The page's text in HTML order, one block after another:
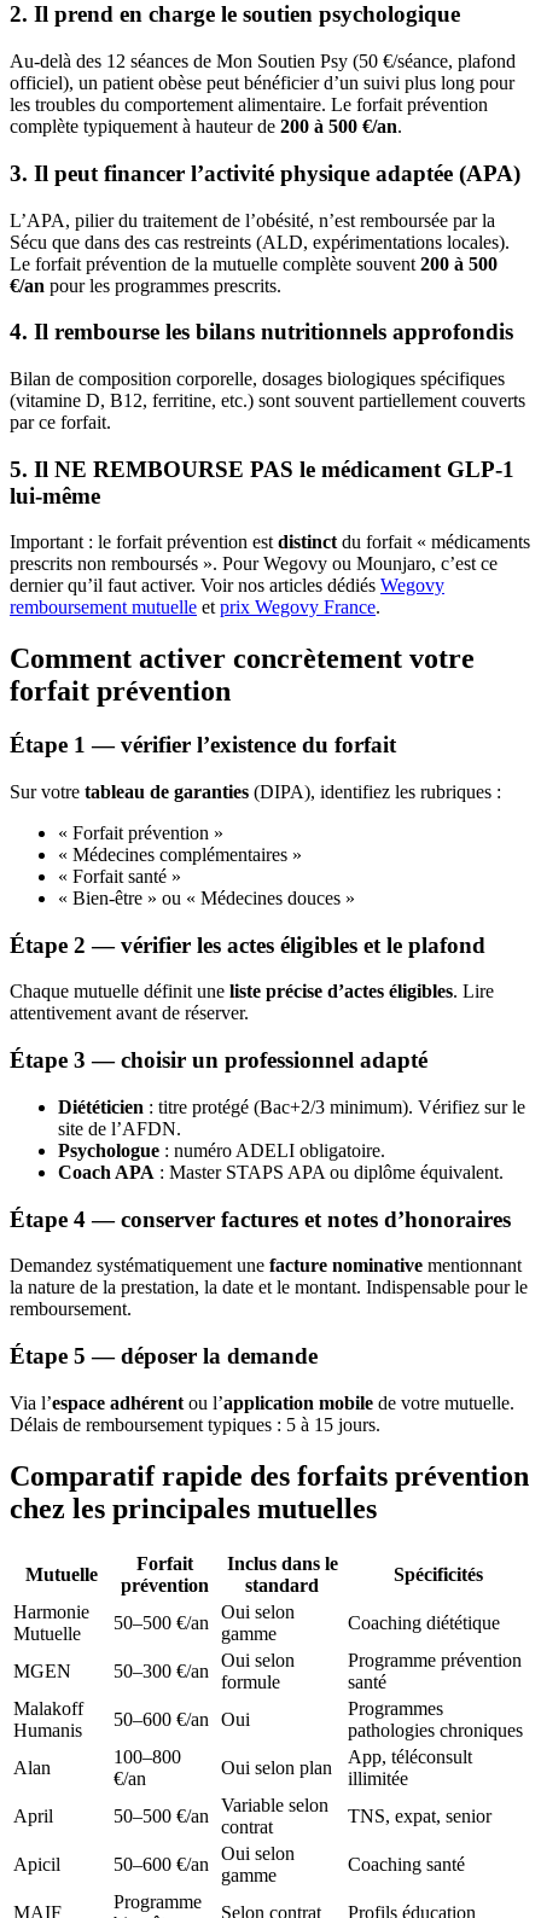
2. Il prend en charge le soutien psychologique
Au-delà des 12 séances de Mon Soutien Psy (50 €/séance, plafond
officiel), un patient obèse peut bénéficier d’un suivi plus long pour
les troubles du comportement alimentaire. Le forfait prévention
complète typiquement à hauteur de 200 à 500 €/an.
3. Il peut financer l’activité physique adaptée (APA)
L’APA, pilier du traitement de l’obésité, n’est remboursée par la
Sécu que dans des cas restreints (ALD, expérimentations locales).
Le forfait prévention de la mutuelle complète souvent 200 à 500
€/an pour les programmes prescrits.
4. Il rembourse les bilans nutritionnels approfondis
Bilan de composition corporelle, dosages biologiques spécifiques
(vitamine D, B12, ferritine, etc.) sont souvent partiellement couverts
par ce forfait.
5. Il NE REMBOURSE PAS le médicament GLP-1
lui-même
Important : le forfait prévention estdistinctdu forfait « médicaments
prescrits non remboursés ». Pour Wegovy ou Mounjaro, c’est ce
dernier qu’il faut activer. Voir nos articles dédiés Wegovy
remboursement mutuelle etprix Wegovy France.
Comment activer concrètement votre
forfait prévention
Étape 1 — vérifier l’existence du forfait
Sur votre tableau de garanties (DIPA), identifiez les rubriques :
« Forfait prévention »
« Médecines complémentaires »
« Forfait santé »
« Bien-être » ou « Médecines douces »
Étape 2 — vérifier les actes éligibles et le plafond
Chaque mutuelle définit une liste précise d’actes éligibles. Lire
attentivement avant de réserver.
Étape 3 — choisir un professionnel adapté
Diététicien : titre protégé (Bac+2/3 minimum). Vérifiez sur le
site de l’AFDN.
Psychologue : numéro ADELI obligatoire.
Coach APA : Master STAPS APA ou diplôme équivalent.
Étape 4 — conserver factures et notes d’honoraires
Demandez systématiquement une facture nominative mentionnant
la nature de la prestation, la date et le montant. Indispensable pour le
remboursement.
Étape 5 — déposer la demande
Via l’espace adhérent ou l’application mobile de votre mutuelle.
Délais de remboursement typiques : 5 à 15 jours.
Comparatif rapide des forfaits prévention
chez les principales mutuelles
Mutuelle
Forfait
prévention
Inclus dans le
standard
Spécificités
Harmonie
Mutuelle
50–500 €/an
Oui selon
gamme
Coaching diététique
MGEN 50–300 €/an
Oui selon
formule
Programme prévention
santé
Malakoff
Humanis
50–600 €/an Oui
Programmes
pathologies chroniques
Alan
100–800
€/an
Oui selon plan
App, téléconsult
illimitée
April
50–500 €/an
Variable selon
contrat
TNS, expat, senior
Apicil 50–600 €/an
Oui selon
gamme
Coaching santé
MAIF
Programme
Selon contrat
Profils éducation